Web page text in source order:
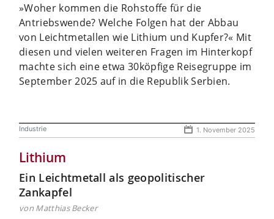
»Woher kommen die Rohstoffe für die
Antriebswende? Welche Folgen hat der Abbau
von Leichtmetallen wie Lithium und Kupfer?« Mit
diesen und vielen weiteren Fragen im Hinterkopf
machte sich eine etwa 30köpfige Reisegruppe im
September 2025 auf in die Republik Serbien.
Industrie 1. November 2025
Lithium
Ein Leichtmetall als geopolitischer
Zankapfel
von Matthias Becker